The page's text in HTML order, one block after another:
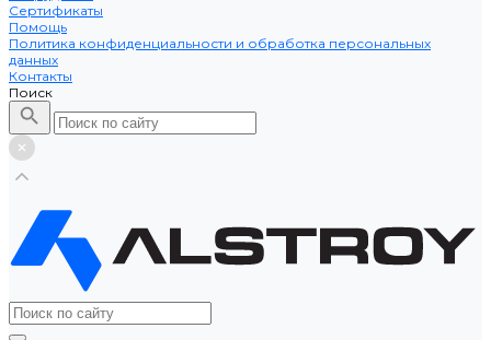
Сертификаты
Помощь
Политика конфиденциальности и обработка персональных
данных
Контакты
Поиск